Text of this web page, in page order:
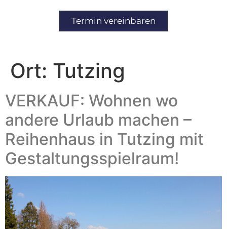
Termin vereinbaren
Ort: Tutzing
VERKAUF: Wohnen wo
andere Urlaub machen –
Reihenhaus in Tutzing mit
Gestaltungsspielraum!